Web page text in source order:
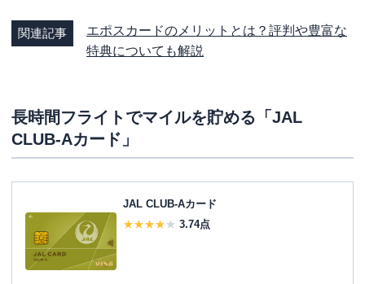
関連記事
エポスカードのメリットとは？評判や豊富な
特典についても解説
長時間フライトでマイルを貯める「JAL
CLUB-Aカード」
JAL CLUB-Aカード
3.74点